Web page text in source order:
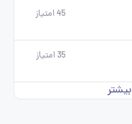
45امتیاز
35امتیاز
بیشتر